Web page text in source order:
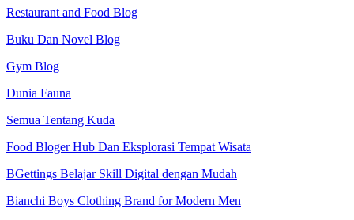
Restaurant and Food Blog
Buku Dan Novel Blog
Gym Blog
Dunia Fauna
Semua Tentang Kuda
Food Bloger Hub Dan Eksplorasi Tempat Wisata
BGettings Belajar Skill Digital dengan Mudah
Bianchi Boys Clothing Brand for Modern Men